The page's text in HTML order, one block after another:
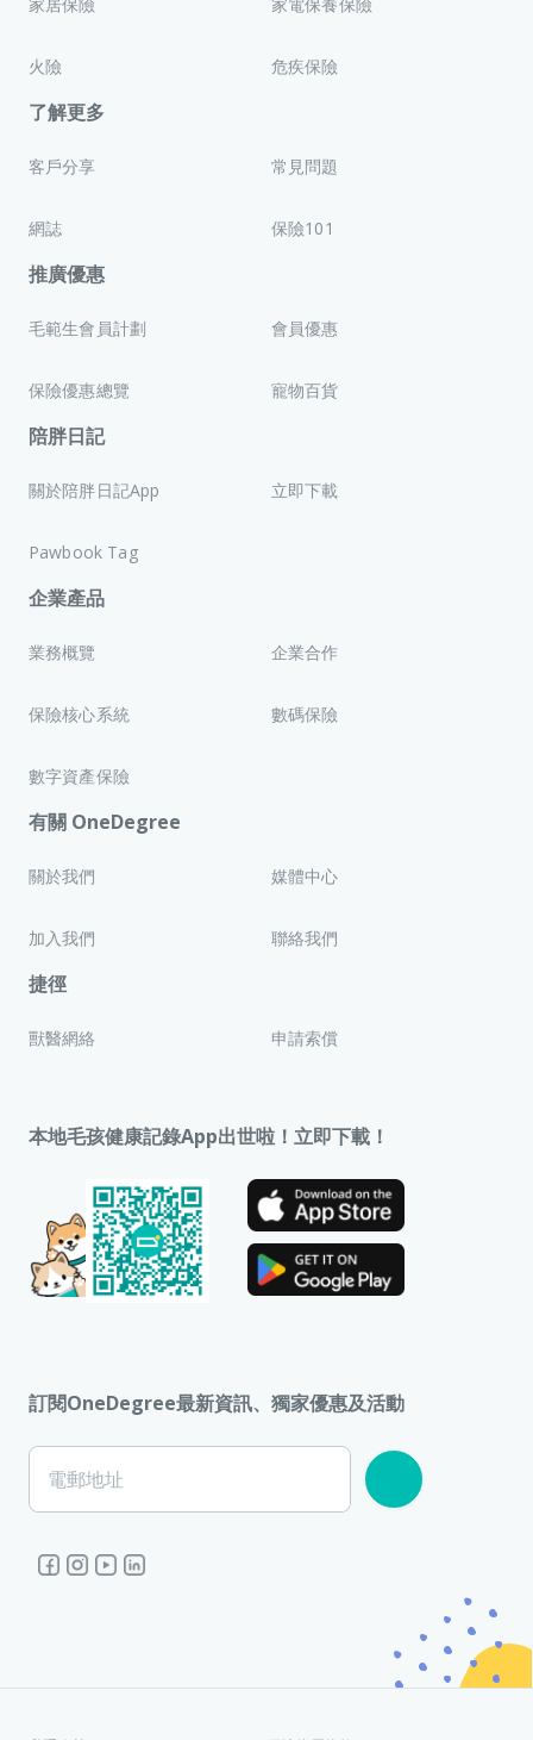
火險 危疾保險
了解更多
客戶分享 常見問題
網誌 保險101
推廣優惠
毛範生會員計劃 會員優惠
保險優惠總覽 寵物百貨
陪胖日記
關於陪胖日記App 立即下載
Pawbook Tag
企業產品
業務概覽 企業合作
保險核心系統 數碼保險
數字資產保險
有關 OneDegree
關於我們 媒體中心
加入我們 聯絡我們
捷徑
獸醫網絡 申請索償
本地毛孩健康記錄App出世啦！立即下載！
訂閱OneDegree最新資訊、獨家優惠及活動
電郵地址